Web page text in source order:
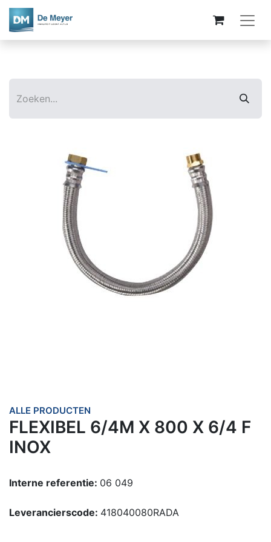
ALLE PRODUCTEN
FLEXIBEL 6/4M X 800 X 6/4 F
INOX
Interne referentie: 06 049
Leverancierscode: 418040080RADA